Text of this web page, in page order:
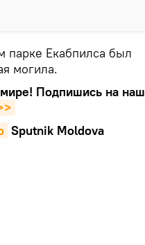
парке Екабпилса был
могила.
Подпишись на наш
Sputnik Moldova